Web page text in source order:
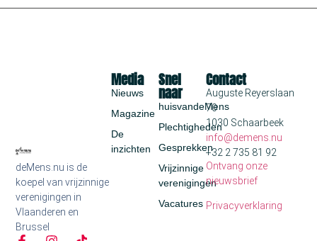
deMens.nu is de
koepel van vrijzinnige
verenigingen in
Vlaanderen en
Brussel
Snel
naar
huisvandeMens
Plechtigheden
Gesprekken
Vrijzinnige
verenigingen
Vacatures
Media
Nieuws
Magazine
De
inzichten
Contact
Auguste Reyerslaan
70
1030 Schaarbeek
info@demens.nu
+32 2 735 81 92
Ontvang onze
nieuwsbrief
Privacyverklaring